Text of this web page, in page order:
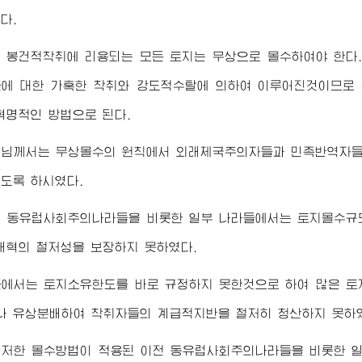
.
봉건적착취에 리용되는 모든 토지는 무상으로 몰수하여야 한
대한 가혹한 착취와 강도적수탈에 의하여 이루어진것이므
명적인 방법으로 된다.
께서 는 무상몰수의 원칙에서 외래제국주의자들과 민족반역
록 하시였다.
동유럽사회주의나라들을 비롯한 일부 나라들에서는 토지몰수
혁의 철저성을 보장하지 못하였다.
서는 토지소유한도를 바로 규정하지 못한것으로 하여 많은
유상분배하여 착취자들의 계급적지반을 철저히 청산하지 못하
한 몰수방법이 적용된 이전 동유럽사회주의나라들을 비롯한